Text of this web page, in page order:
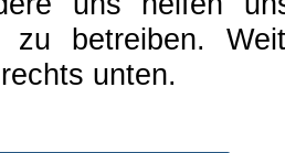
zu betreiben.
unten.